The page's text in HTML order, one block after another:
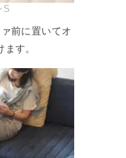
S
前に置いてオ
す。